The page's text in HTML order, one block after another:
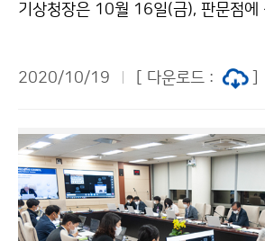
기상청장은 10월 16일(금), 판문점에
(AWS) 설치를 위한 점검 차원에서 이
에 더욱 힘써 주길 바란다"고 밝혔습
2020/10/19 [ 다운로드 :